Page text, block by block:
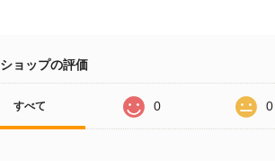
ショップの評価
すべて 0 0